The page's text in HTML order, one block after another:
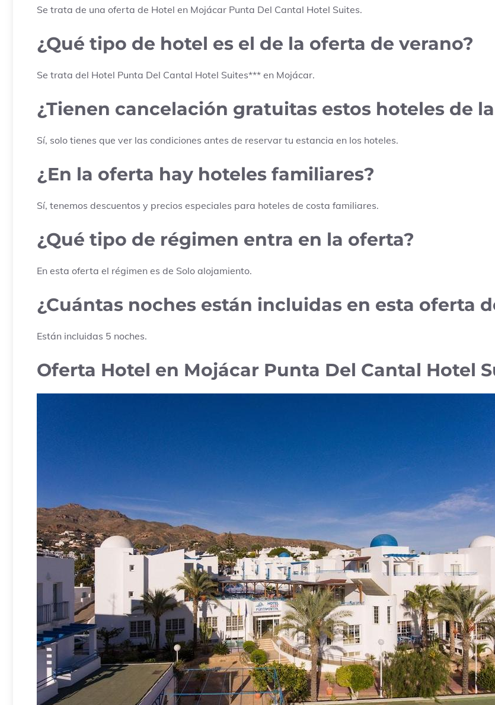
Se trata de una oferta de Hotel en Mojácar Punta Del Cantal Hotel Suites.
¿Qué tipo de hotel es el de la oferta de verano?
Se trata del Hotel Punta Del Cantal Hotel Suites*** en Mojácar.
¿Tienen cancelación gratuitas estos hoteles de
Sí, solo tienes que ver las condiciones antes de reservar tu estancia en los hoteles.
¿En la oferta hay hoteles familiares?
Sí, tenemos descuentos y precios especiales para hoteles de costa familiares.
¿Qué tipo de régimen entra en la oferta?
En esta oferta el régimen es de Solo alojamiento.
¿Cuántas noches están incluidas en esta oferta
Están incluidas 5 noches.
Oferta Hotel en Mojácar Punta Del Cantal Hotel